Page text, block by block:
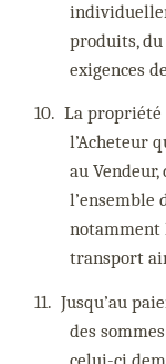
produits,
exigences
10. La propriété
l’Acheteur
au
l’ensemble
notamment
transport
11. Jusqu’au
des